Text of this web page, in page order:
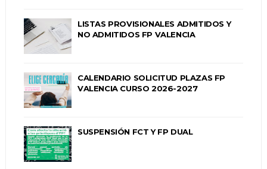
LISTAS PROVISIONALES ADMITIDOS Y
NO ADMITIDOS FP VALENCIA
CALENDARIO SOLICITUD PLAZAS FP
VALENCIA CURSO 2026-2027
SUSPENSIÓN FCT Y FP DUAL